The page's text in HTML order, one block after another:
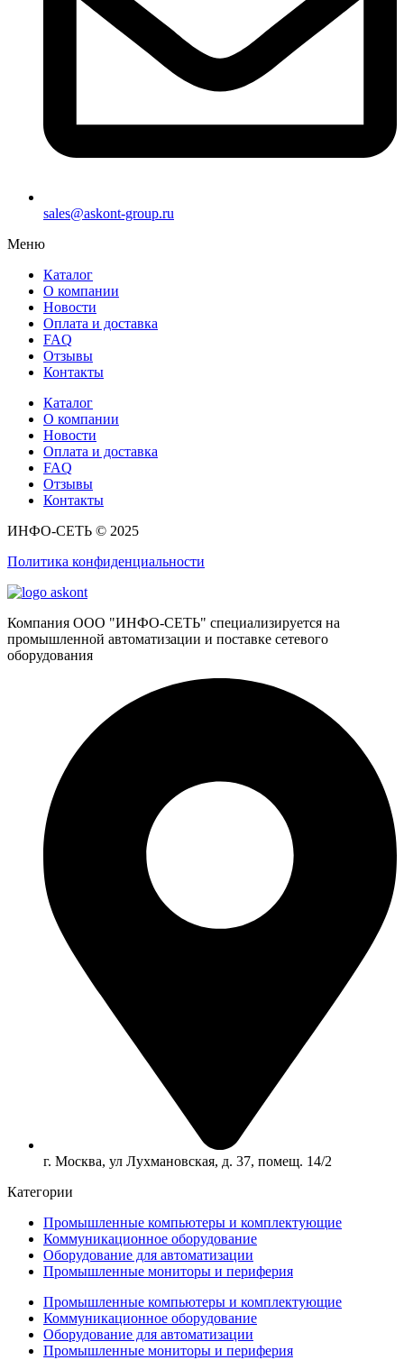
sales@askont-group.ru
Меню
Каталог
О компании
Новости
Оплата и доставка
FAQ
Отзывы
Контакты
Каталог
О компании
Новости
Оплата и доставка
FAQ
Отзывы
Контакты
ИНФО-СЕТЬ © 2025
Политика конфиденциальности
Компания ООО "ИНФО-СЕТЬ" специализируется на
промышленной автоматизации и поставке сетевого
оборудования
г. Москва, ул Лухмановская, д. 37, помещ. 14/2
Категории
Промышленные компьютеры и комплектующие
Коммуникационное оборудование
Оборудование для автоматизации
Промышленные мониторы и периферия
Промышленные компьютеры и комплектующие
Коммуникационное оборудование
Оборудование для автоматизации
Промышленные мониторы и периферия